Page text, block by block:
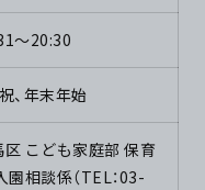
～20:30
、年末年始
区 こども家庭部 保育
園相談係（TEL：03-